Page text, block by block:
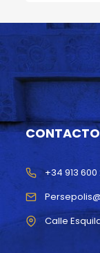
CONTACTO
+34 913 600